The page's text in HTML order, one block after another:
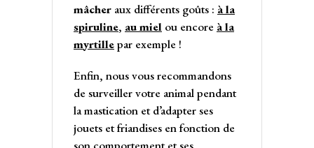
mâcher aux différents goûts : à la
spiruline, au miel ou encore à la
myrtillepar exemple !
Enfin, nous vous recommandons
de surveiller votre animal pendant
la mastication et d’adapter ses
jouets et friandises en fonction de
son comportement et ses